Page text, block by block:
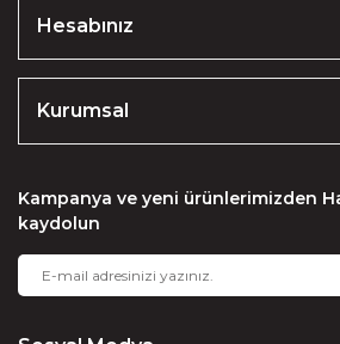
Hesabınız
Kurumsal
Kampanya ve yeni ürünlerimizden
kaydolun